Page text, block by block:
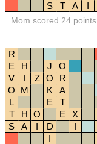
S
T A I
Mom scored 24 points
R
E
H J O
V
I Z O R
O
M K A
L
E T
T
H O E X
S
A I D I
I